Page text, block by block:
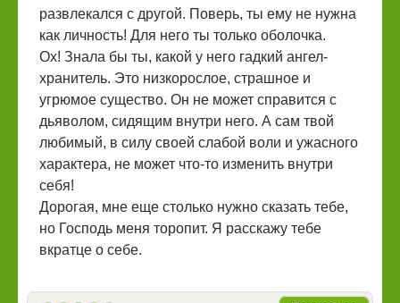
развлекался с другой. Поверь, ты ему не нужна
как личность! Для него ты только оболочка.
Ох! Знала бы ты, какой у него гадкий ангел-
хранитель. Это низкорослое, страшное и
угрюмое существо. Он не может справится с
дьяволом, сидящим внутри него. А сам твой
любимый, в силу своей слабой воли и ужасного
характера, не может что-то изменить внутри
себя!
Дорогая, мне еще столько нужно сказать тебе,
но Господь меня торопит. Я расскажу тебе
вкратце о себе.